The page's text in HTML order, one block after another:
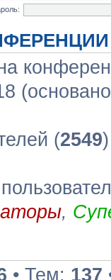
(2549
,
• Тем: 137